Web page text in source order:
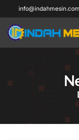
info@indahmesin.com